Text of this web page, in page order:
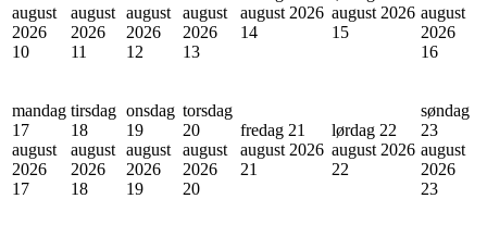
august
2026
10
august
2026
11
august
2026
12
august
2026
13
august 2026
14
august 2026
15
august
2026
16
mandag
17
august
2026
17
tirsdag
18
august
2026
18
onsdag
19
august
2026
19
torsdag
20
august
2026
20
fredag 21
august 2026
21
lørdag 22
august 2026
22
søndag
23
august
2026
23